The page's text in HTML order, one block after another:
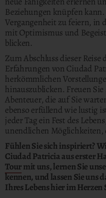
Beziehungen knüpfen
Vergangenheit zu feiern, in
mit Optimismus und
blicken.
Zum Abschluss dieser
Erfahrungen von Ciudad
herkömmlichen
hinauszublicken. Freuen
Abenteuer, die auf Sie
ebenso erfüllend wie lustig
jeder Tag ein Fest des
unendlichen Möglichkeiten,
Fühlen Sie sich inspiriert?
Ciudad Patricia aus erster
Tourmit uns, lernen Sie
kennen, und lassen Sie uns
Ihres Lebens hier im